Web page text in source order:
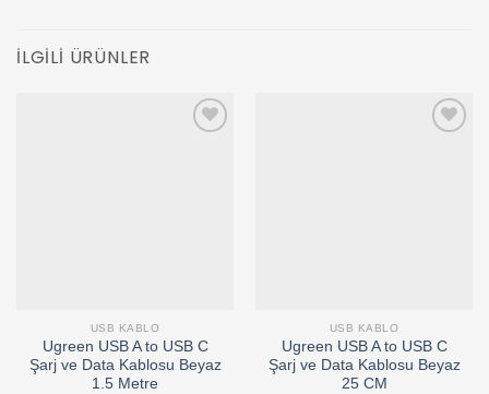
İLGILI ÜRÜNLER
USB KABLO
Ugreen USB A to USB C
Şarj ve Data Kablosu Beyaz
1.5 Metre
USB KABLO
Ugreen USB A to USB C
Şarj ve Data Kablosu Beyaz
25 CM